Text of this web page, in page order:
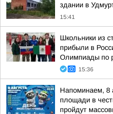
здании в
15:41
Школьники из
прибыли в
Олимпиады по
15:36
Напоминаем, 8
площади в
пройдут